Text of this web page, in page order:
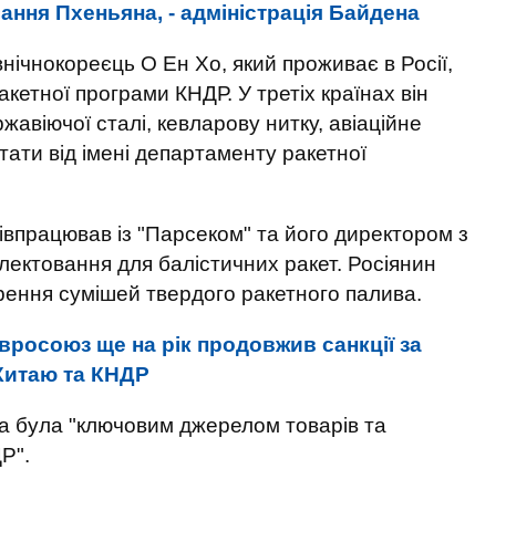
Пхеньяна, - адміністрація Байдена
О Ен Хо, який проживає в Росії,
програми КНДР. У третіх країнах він
сталі, кевларову нитку, авіаційне
від імені департаменту ракетної
із "Парсеком" та його директором з
для балістичних ракет. Росіянин
сумішей твердого ракетного палива.
ще на рік продовжив санкції за
Китаю та КНДР
була "ключовим джерелом товарів та